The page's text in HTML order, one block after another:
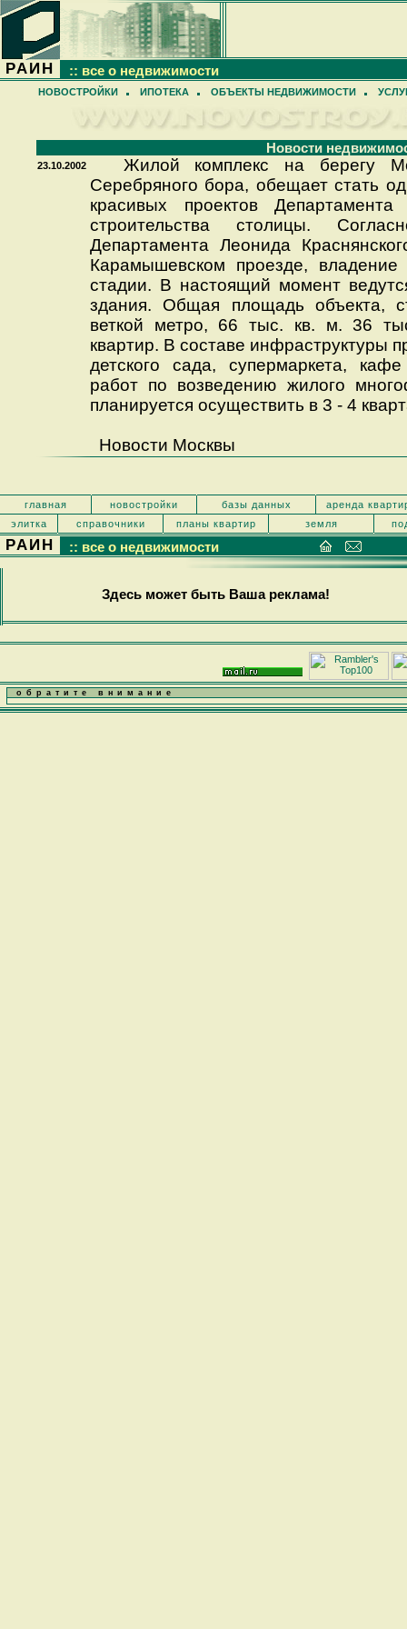
РАИН :: все о недвижимости
НОВОСТРОЙКИ ИПОТЕКА ОБЪЕКТЫ НЕДВИЖИМОСТИ
Новости
23.10.2002
Жилой комплекс на берегу
Серебряного бора, обещает стать
красивых проектов
строительства столицы.
Департамента Леонида
Карамышевском проезде,
стадии. В настоящий момент
здания. Общая площадь объекта,
веткой метро, 66 тыс. кв. м. 36
квартир. В составе инфраструктуры
детского сада, супермаркета,
работ по возведению жилого
планируется осуществить в 3 - 4
Новости Москвы
главная новостройки базы данных
аренда
элитка
справочники планы квартир земля
РАИН :: все о недвижимости
Здесь может быть Ваша реклама!
обратите внимание